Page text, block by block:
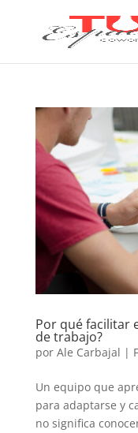
Por qué facilitar
de trabajo?
por Ale Carbajal |
Un equipo que
para adaptarse y
no significa